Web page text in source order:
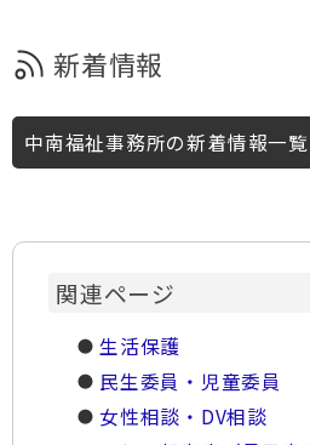
新着情報
中南福祉事務所の新着情報一覧
関連ページ
生活保護
民生委員・児童委員
女性相談・DV相談